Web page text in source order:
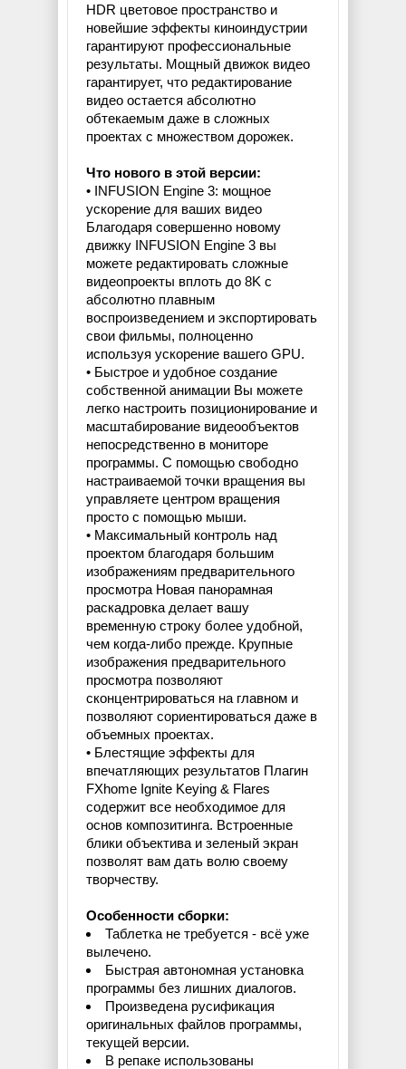
HDR цветовое пространство и
новейшие эффекты киноиндустрии
гарантируют профессиональные
результаты. Мощный движок видео
гарантирует, что редактирование
видео остается абсолютно
обтекаемым даже в сложных
проектах с множеством дорожек.
Что нового в этой версии:
• INFUSION Engine 3: мощное
ускорение для ваших видео
Благодаря совершенно новому
движку INFUSION Engine 3 вы
можете редактировать сложные
видеопроекты вплоть до 8K с
абсолютно плавным
воспроизведением и экспортировать
свои фильмы, полноценно
используя ускорение вашего GPU.
• Быстрое и удобное создание
собственной анимации Вы можете
легко настроить позиционирование и
масштабирование видеообъектов
непосредственно в мониторе
программы. С помощью свободно
настраиваемой точки вращения вы
управляете центром вращения
просто с помощью мыши.
• Максимальный контроль над
проектом благодаря большим
изображениям предварительного
просмотра Новая панорамная
раскадровка делает вашу
временную строку более удобной,
чем когда-либо прежде. Крупные
изображения предварительного
просмотра позволяют
сконцентрироваться на главном и
позволяют сориентироваться даже в
объемных проектах.
• Блестящие эффекты для
впечатляющих результатов Плагин
FXhome Ignite Keying & Flares
содержит все необходимое для
основ композитинга. Встроенные
блики объектива и зеленый экран
позволят вам дать волю своему
творчеству.
Особенности сборки:
Таблетка не требуется - всё уже
вылечено.
Быстрая автономная установка
программы без лишних диалогов.
Произведена русификация
оригинальных файлов программы,
текущей версии.
В репаке использованы